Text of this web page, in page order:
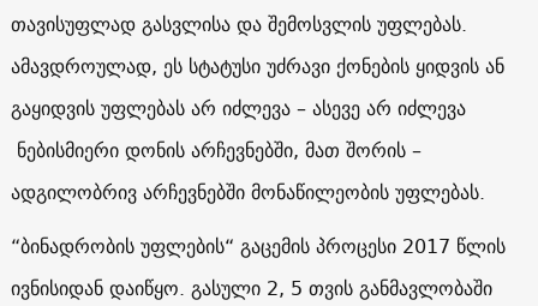
თავისუფლად გასვლისა და შემოსვლის უფლებას.
ამავდროულად, ეს სტატუსი უძრავი ქონების ყიდვის ან
გაყიდვის უფლებას არ იძლევა – ასევე არ იძლევა
ნებისმიერი დონის არჩევნებში, მათ შორის –
ადგილობრივ არჩევნებში მონაწილეობის უფლებას.
“ბინადრობის უფლების“ გაცემის პროცესი 2017 წლის
ივნისიდან დაიწყო. გასული 2, 5 თვის განმავლობაში